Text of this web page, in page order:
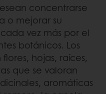
concentrarse
o mejorar su
vez más por el
botánicos. Los
hojas, raíces,
que se valoran
aromáticas